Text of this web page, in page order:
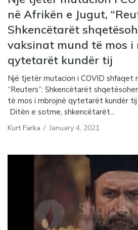
në Afrikën e Jugut,
Shkencëtarët
vaksinat mund të mos i
qytetarët kundër tij
Një tjetër mutacion i COVID shfaqet
“Reuters”: Shkencëtarët
të mos i mbrojnë qytetarët kundër tij
Ditën e sotme, shkencëtarët...
Kurt Farka / January 4, 2021